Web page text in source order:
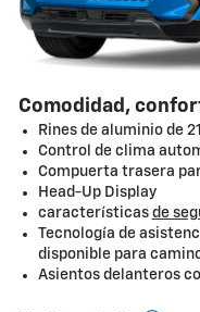
Comodidad,
Rines de aluminio de
Control de clima
Compuerta trasera
Head-Up Display
características de
Tecnología de
disponible para
Asientos delanteros